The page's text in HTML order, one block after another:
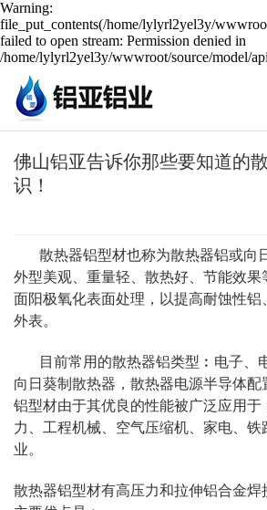
Warning:
file_put_contents(/home/lylyrl2yel3y/
failed to open stream: Permission denied in
/home/lylyrl2yel3y/wwwroot/source/model/
佛山铝亚告诉你那些要知道的
识！
散热器铝型材也称为散热器铝或向
外型美观、重量轻、散热好、节能效果
面阳极氧化表面处理，以提高耐蚀性铝
外表。
目前常用的散热器铝类型︰电子、
向日葵制散热器，散热器电源半导体配
铝型材由于其优良的性能被广泛应用于
力、工程机械、空气压缩机、家电、
业。
散热器铝型材有高压力和拉伸铝合金焊